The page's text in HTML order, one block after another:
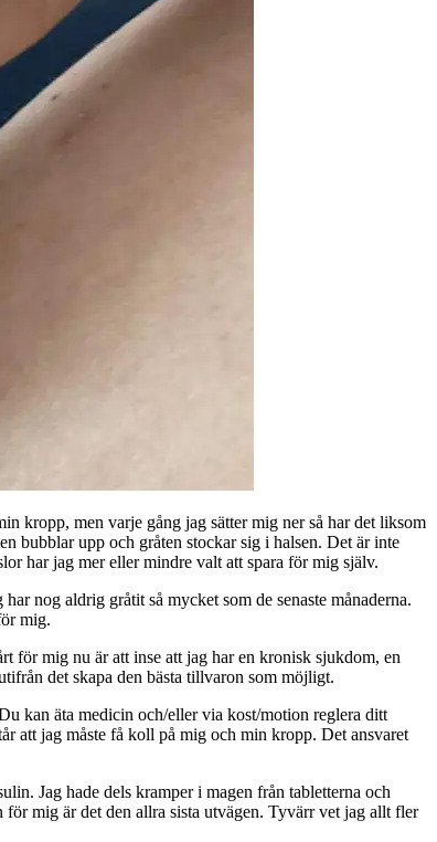
kropp, men varje gång jag sätter mig ner så har det liksom
bubblar upp och gråten stockar sig i halsen. Det är inte
har jag mer eller mindre valt att spara för mig själv.
nog aldrig gråtit så mycket som de senaste månaderna.
mig.
för mig nu är att inse att jag har en kronisk sjukdom, en
det skapa den bästa tillvaron som möjligt.
kan äta medicin och/eller via kost/motion reglera ditt
att jag måste få koll på mig och min kropp. Det ansvaret
Jag hade dels kramper i magen från tabletterna och
mig är det den allra sista utvägen. Tyvärr vet jag allt fler